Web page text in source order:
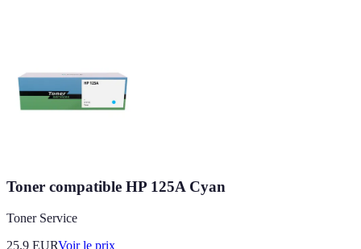
Toner compatible HP 125A Cyan
Toner Service
25.9 EURVoir le prix